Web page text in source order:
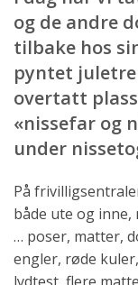
og de andre
tilbake hos
pyntet
overtatt
«nissefar og
under
På
både ute og inne,
… poser, matter,
engler, røde